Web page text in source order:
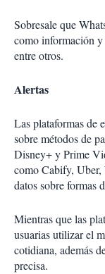
Sobresale que
como información y
entre otros.
Alertas
Las plataformas de
sobre métodos de
Disney+ y Prime
como Cabify,
datos sobre formas
Mientras que las
usuarias utilizar el
cotidiana, además
precisa.